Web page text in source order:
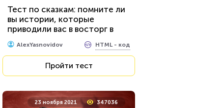
Тест по сказкам: помните ли
вы истории, которые
приводили вас в восторг в
детстве?
AlexYasnovidov HTML - код
Пройти тест
23 ноября 2021 347036